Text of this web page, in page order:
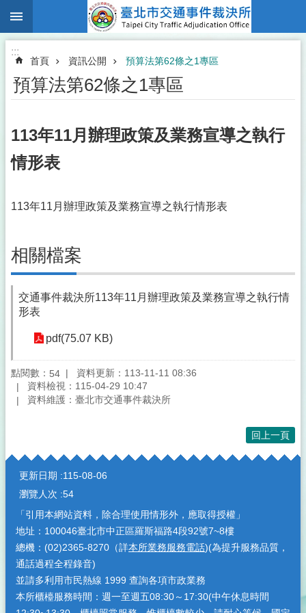
跳到主要內容區塊
:::
首頁 資訊公開 預算法第62條之1專區
預算法第62條之1專區
113年11月辦理政策及業務宣導之執行
情形表
113年11月辦理政策及業務宣導之執行情形表
相關檔案
交通事件裁決所113年11月辦理政策及業務宣導之執行情
形表
pdf(75.07 KB)
點閱數： 54
資料更新：113-11-11 08:36
資料檢視：115-04-29 10:47
資料維護：臺北市交通事件裁決所
回上一頁
:::
更新日期
115-08-06
瀏覽人次 54
「引用本網站資料，除合理使用情形外，應取得授權」
地址：100046臺北市中正區羅斯福路4段92號7~8樓
總機：(02)2365-8270（詳本所業務服務電話)(為提升服務品質，
通話過程全程錄音)
並請多利用市民熱線 1999 查詢各項市政業務
本所櫃檯服務時間：週一至週五08:30～17:30(中午休息時間